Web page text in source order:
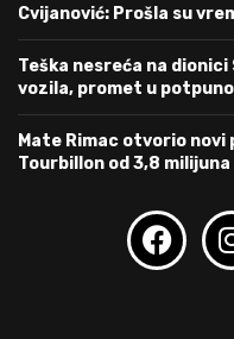
Cvijanović: Prošla su
Teška nesreća na
vozila, promet u
Mate Rimac otvorio novi
Tourbillon od 3,8